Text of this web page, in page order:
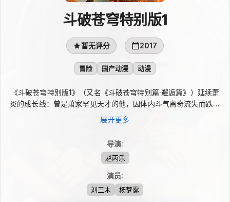
斗破苍穹特别版1
暂无评分 2017
冒险 国产动漫 动漫
《斗破苍穹特别版1》（又名《斗破苍穹特别篇·邂逅篇》）延续萧
炎的成长线：曾是萧家罕见天才的他，因体内斗气离奇流失而跌入
低谷，直到戒指中的药老现身，才重新看见修炼之路。为洗刷退婚
带来的屈辱，萧炎踏入魔兽山脉磨炼实力，并在冒险中结识小医
展开更多
导演:
赵丙乐
演员:
刘三木 杨梦露